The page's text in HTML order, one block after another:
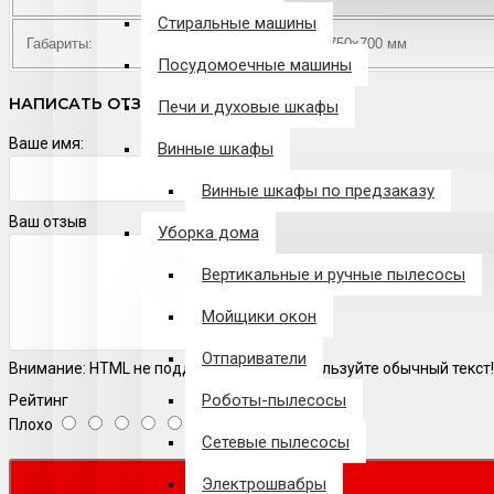
Стиральные машины
Посудомоечные машины
Печи и духовые шкафы
Винные шкафы
Винные шкафы по предзаказу
Уборка дома
Вертикальные и ручные пылесосы
Мойщики окон
Отпариватели
Роботы-пылесосы
Сетевые пылесосы
Электрошвабры
Габариты: 1756х750х700 мм
НАПИСАТЬ ОТЗЫВ
Ваше имя:
Ваш отзыв
Внимание: HTML не поддерживается! Используйте обычный текст!
Рейтинг
Плохо